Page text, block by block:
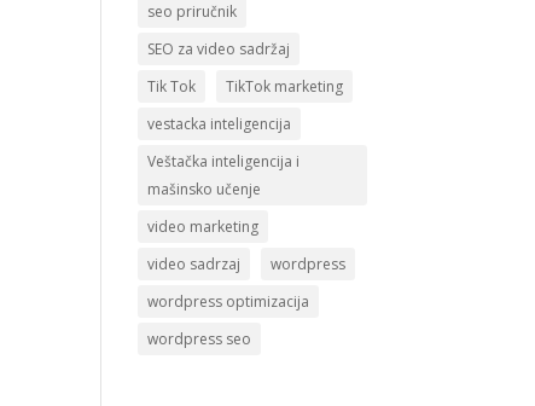
seo priručnik
SEO za video sadržaj
Tik Tok
TikTok marketing
vestacka inteligencija
Veštačka inteligencija i
mašinsko učenje
video marketing
video sadrzaj
wordpress
wordpress optimizacija
wordpress seo